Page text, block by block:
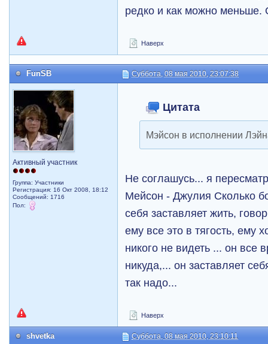
редко и как можно
Наверх
FunSB Суббота, 08 мая 2010, 23:07:38
Активный участник
Группа: Участники
Регистрация: 16 Окт 2008, 18:12
Сообщений: 1716
Пол:
Цитата
Мэйсон в исполнении
Не соглашусь... я
Мейсон - Джулия Сколько
себя заставляет жить,
ему все это в тягость, ему
никого не видеть ... он все
никуда,... он заставляет
так надо...
Наверх
shvetka Суббота, 08 мая 2010, 23:10:11